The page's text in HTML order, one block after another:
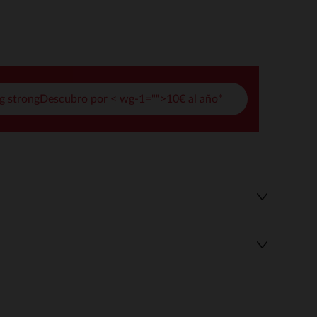
strongDescubro por < wg-1="">10€ al año*